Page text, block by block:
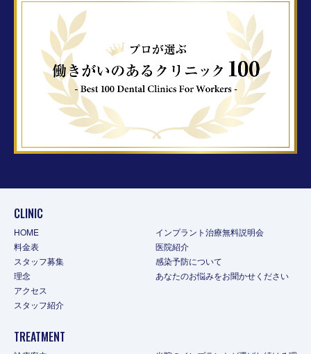
CLINIC
HOME
料金表
スタッフ募集
理念
アクセス
スタッフ紹介
インプラント治療無料説明会
医院紹介
感染予防について
あなたのお悩みをお聞かせください
TREATMENT